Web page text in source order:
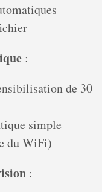
:
de 30
simple
du WiFi)
: